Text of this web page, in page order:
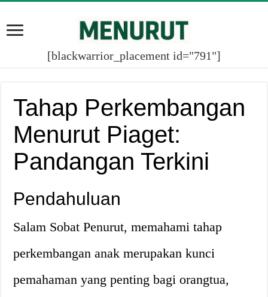
[blackwarrior_placement id="791"]
Tahap Perkembangan
Menurut Piaget:
Pandangan Terkini
Pendahuluan
Salam Sobat Penurut, memahami tahap
perkembangan anak merupakan kunci
pemahaman yang penting bagi orangtua,